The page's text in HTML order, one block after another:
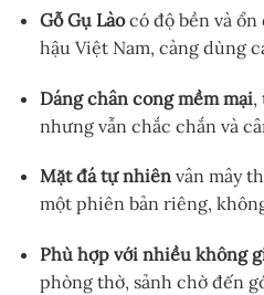
Gỗ Gụ Làocó độ bền và
hậu Việt Nam, càng dùng
Dáng chân cong mềm mại,
nhưng vẫn chắc chắn và
Mặt đá tự nhiênvân mây
một phiên bản riêng,
Phù hợp với nhiều không
phòng thờ, sảnh chờ đến